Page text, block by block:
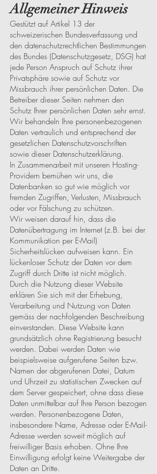
Allgemeiner Hinweis
Gestützt auf Artikel 13 der
schweizerischen Bundesverfassung und
den datenschutzrechtlichen Bestimmungen
des Bundes (Datenschutzgesetz, DSG) hat
jede Person Anspruch auf Schutz ihrer
Privatsphäre sowie auf Schutz vor
Missbrauch ihrer persönlichen Daten. Die
Betreiber dieser Seiten nehmen den
Schutz Ihrer persönlichen Daten sehr ernst.
Wir behandeln Ihre personenbezogenen
Daten vertraulich und entsprechend der
gesetzlichen Datenschutzvorschriften
sowie dieser Datenschutzerklärung.
In Zusammenarbeit mit unseren Hosting-
Providern bemühen wir uns, die
Datenbanken so gut wie möglich vor
fremden Zugriffen, Verlusten, Missbrauch
oder vor Fälschung zu schützen.
Wir weisen darauf hin, dass die
Datenübertragung im Internet (z.B. bei der
Kommunikation per E-Mail)
Sicherheitslücken aufweisen kann. Ein
lückenloser Schutz der Daten vor dem
Zugriff durch Dritte ist nicht möglich.
Durch die Nutzung dieser Website
erklären Sie sich mit der Erhebung,
Verarbeitung und Nutzung von Daten
gemäss der nachfolgenden Beschreibung
einverstanden. Diese Website kann
grundsätzlich ohne Registrierung besucht
werden. Dabei werden Daten wie
beispielsweise aufgerufene Seiten bzw.
Namen der abgerufenen Datei, Datum
und Uhrzeit zu statistischen Zwecken auf
dem Server gespeichert, ohne dass diese
Daten unmittelbar auf Ihre Person bezogen
werden. Personenbezogene Daten,
insbesondere Name, Adresse oder E-Mail-
Adresse werden soweit möglich auf
freiwilliger Basis erhoben. Ohne Ihre
Einwilligung erfolgt keine Weitergabe der
Daten an Dritte.